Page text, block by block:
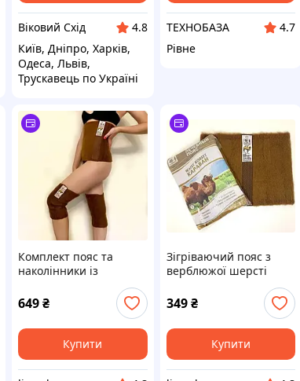
Віковий Схід
4.8
Київ, Дніпро, Харків,
Одеса, Львів,
Трускавець по Україні
ТЕХНОБАЗА
4.7
Рівне
Комплект пояс та
наколінники із
(Туреччина)S-XXL
649₴
Купити
Зігріваючий пояс з
верблюжої шерсті
Morteks (Туреччина) S-
XXL
349 ₴
Купити